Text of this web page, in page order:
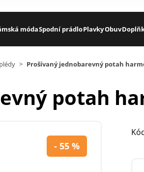
módaSpodní prádloPlavkyObuv
> Prošívaný jednobarevný potah
potah
- 55 %